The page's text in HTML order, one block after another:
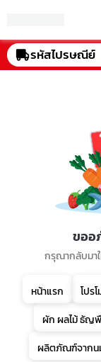
รหัสไปรษณีย์
ขออ
กรุณากลับมา
หน้าแรก โปร
ผัก ผลไม้ ธัญ
ผลิตภัณฑ์จากน